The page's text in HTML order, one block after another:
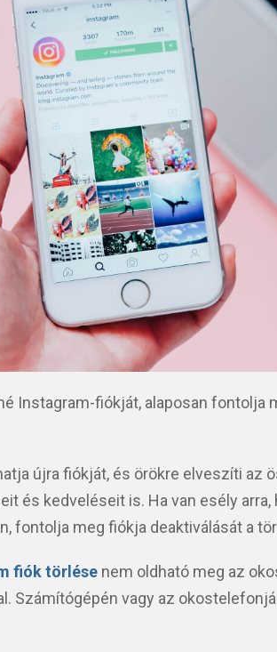
Instagram-fiókját, alaposan fontolja
újra fiókját, és örökre elveszíti az
és kedveléseit is. Ha van esély
fontolja meg fiókja deaktiválását a
fiók törlése nem oldható meg az
Számítógépén vagy az